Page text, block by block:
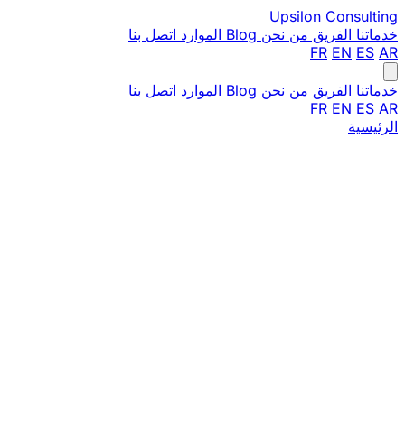
Upsilon Consulting
خدماتنا الفريق من نحن Blog الموارد اتصل بنا
FR EN ES AR
خدماتنا الفريق من نحن Blog الموارد اتصل بنا
FR EN ES AR
الرئيسية